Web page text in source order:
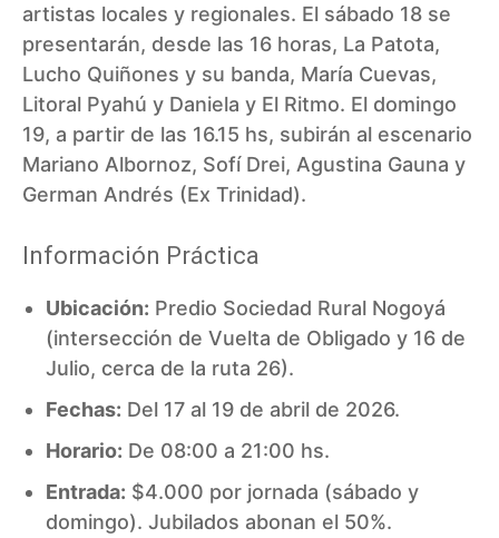
artistas locales y regionales. El sábado 18 se
presentarán, desde las 16 horas, La Patota,
Lucho Quiñones y su banda, María Cuevas,
Litoral Pyahú y Daniela y El Ritmo. El domingo
19, a partir de las 16.15 hs, subirán al escenario
Mariano Albornoz, Sofí Drei, Agustina Gauna y
German Andrés (Ex Trinidad).
Información Práctica
Ubicación: Predio Sociedad Rural Nogoyá
(intersección de Vuelta de Obligado y 16 de
Julio, cerca de la ruta 26).
Fechas: Del 17 al 19 de abril de 2026.
Horario: De 08:00 a 21:00 hs.
Entrada: $4.000 por jornada (sábado y
domingo). Jubilados abonan el 50%.